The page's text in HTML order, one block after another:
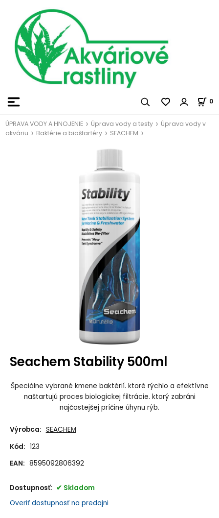
0
ÚPRAVA VODY A HNOJENIE Úprava vody a testy
Úprava vody v
akváriu
Baktérie a bioštartéry SEACHEM
Seachem Stability 500ml
Špeciálne vybrané kmene baktérií. ktoré rýchlo a efektívne
naštartujú proces biologickej filtrácie. ktorý zabráni
najčastejšej príčine úhynu rýb.
Výrobca: SEACHEM
Kód: 123
EAN: 8595092806392
Dostupnosť:
Skladom
Overiť dostupnosť na predajni